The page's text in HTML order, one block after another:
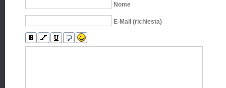
Nome
E-Mail (richiesta)